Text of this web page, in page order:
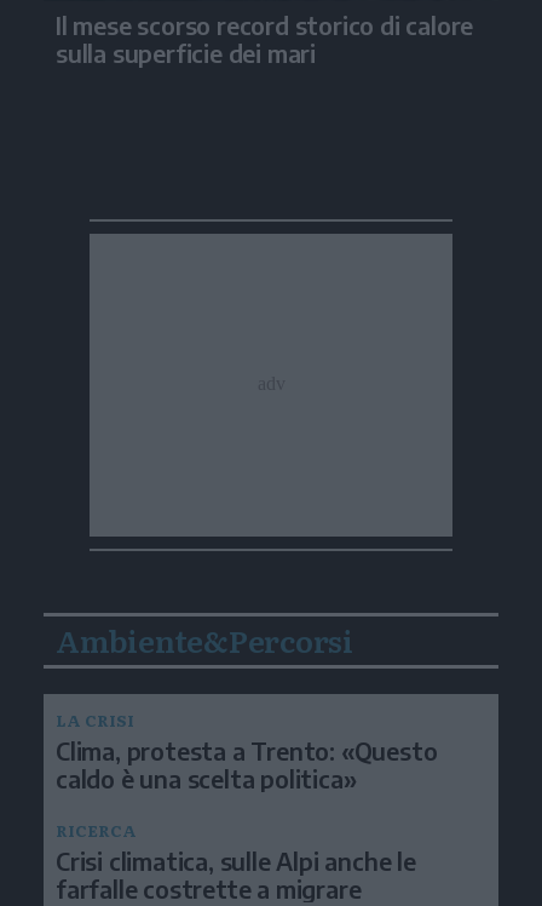
Il mese scorso record storico di calore
sulla superficie dei mari
Ambiente&Percorsi
LA CRISI
Clima, protesta a Trento: «Questo
caldo è una scelta politica»
RICERCA
Crisi climatica, sulle Alpi anche le
farfalle costrette a migrare